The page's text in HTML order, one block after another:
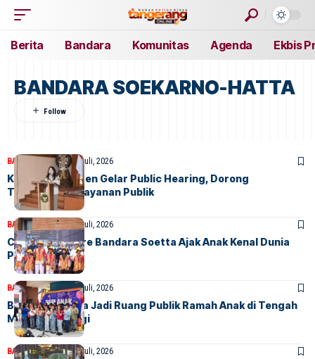
Berita Bandara Komunitas Agenda Ekbis
BANDARA SOEKARNO-HATTA
BANDARA BERITA30 Juli, 2026
Karantina Banten Gelar Public Hearing, Dorong
Transparansi Layanan Publik
BANDARABERITA25 Juli, 2026
Community Care Bandara Soetta Ajak Anak Kenal Dunia
Penerbangan
BANDARABERITA23 Juli, 2026
Bandara Soetta Jadi Ruang Publik Ramah Anak di Tengah
Mobilitas Tinggi
BANDARABERITA22 Juli, 2026